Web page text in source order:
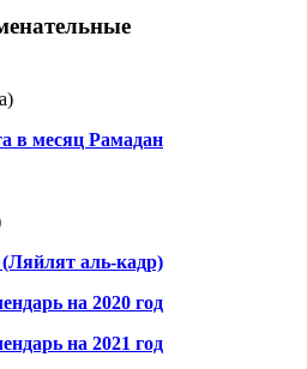
в месяц Рамадан
аль-кадр)
на 2020 год
на 2021 год